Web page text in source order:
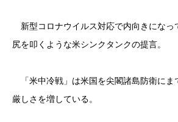
新型コロナウイルス対応で内向きになっ
尻を叩くような米シンクタンクの提言。
「米中冷戦」は米国を尖閣諸島防衛にま
厳しさを増している。